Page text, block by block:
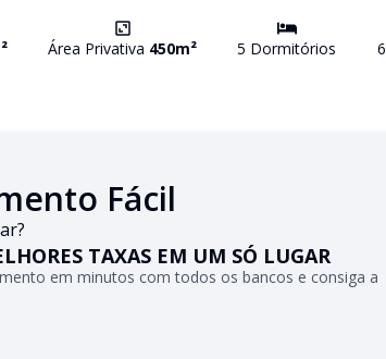
Área Privativa 450m² 5 Dormitórios 6
Fácil
TAXAS EM UM SÓ LUGAR
em minutos com todos os bancos e consiga a